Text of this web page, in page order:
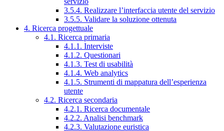
3.5.4. Realizzare l’interfaccia utente del servizio
3.5.5. Validare la soluzione ottenuta
4. Ricerca progettuale
4.1. Ricerca primaria
4.1.1. Interviste
4.1.2. Questionari
4.1.3. Test di usabilità
4.1.4. Web analytics
4.1.5. Strumenti di mappatura dell’esperienza
utente
4.2. Ricerca secondaria
4.2.1. Ricerca documentale
4.2.2. Analisi benchmark
4.2.3. Valutazione euristica